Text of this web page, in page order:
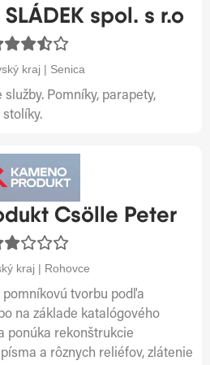
spol. s r.o
kraj | Senica
Pomníky, parapety,
stolíky.
Csölle Peter
kraj | Rohovce
tvorbu podľa
na základe katalógového
ponúka rekonštrukcie
a rôznych reliéfov, zlátenie